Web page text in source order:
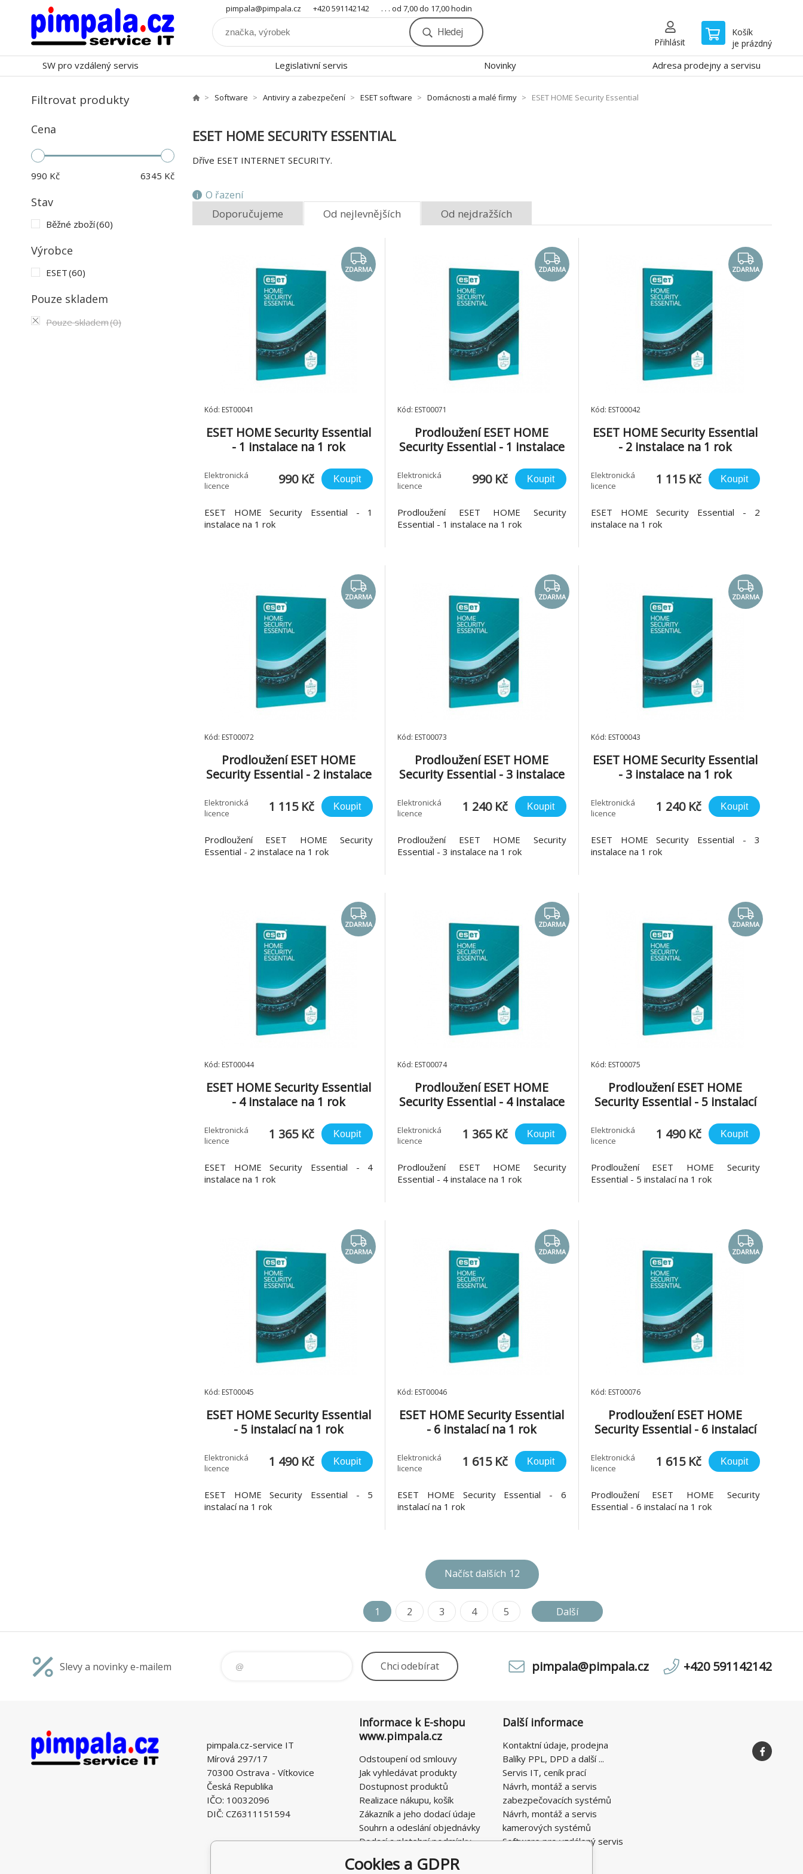
pimpala@pimpala.cz +420 591142142 . . . od 7,00 do 17,00 hodin
Hledej
Přihlásit
Košík
je prázdný
SW pro vzdálený servis Legislativní servis Novinky Adresa prodejny a servisu
Filtrovat produkty
Cena
990 Kč 6345 Kč
Stav
Běžné zboží(60)
Výrobce
ESET(60)
Pouze skladem
Pouze skladem(0)
Software Antiviry a zabezpečení ESET software Domácnosti a malé firmy ESET HOME Security Essential
ESET HOME SECURITY ESSENTIAL
Dříve ESET INTERNET SECURITY.
O řazení
Doporučujeme Od nejlevnějších Od nejdražších
ZDARMA
Kód: EST00041
ESET HOME Security Essential
- 1 instalace na 1 rok
Elektronická
licence
990 Kč Koupit
ESET HOME Security Essential - 1
instalace na 1 rok
ZDARMA
Kód: EST00071
Prodloužení ESET HOME
Security Essential - 1 instalace
Elektronická
licence
990 Kč Koupit
Prodloužení ESET HOME Security
Essential - 1 instalace na 1 rok
ZDARMA
Kód: EST00042
ESET HOME Security Essential
- 2 instalace na 1 rok
Elektronická
licence
1 115 Kč Koupit
ESET HOME Security Essential - 2
instalace na 1 rok
ZDARMA
Kód: EST00072
Prodloužení ESET HOME
Security Essential - 2 instalace
Elektronická
licence
1 115 Kč Koupit
Prodloužení ESET HOME Security
Essential - 2 instalace na 1 rok
ZDARMA
Kód: EST00073
Prodloužení ESET HOME
Security Essential - 3 instalace
Elektronická
licence
1 240 Kč Koupit
Prodloužení ESET HOME Security
Essential - 3 instalace na 1 rok
ZDARMA
Kód: EST00043
ESET HOME Security Essential
- 3 instalace na 1 rok
Elektronická
licence
1 240 Kč Koupit
ESET HOME Security Essential - 3
instalace na 1 rok
ZDARMA
Kód: EST00044
ESET HOME Security Essential
- 4 instalace na 1 rok
Elektronická
licence
1 365 Kč Koupit
ESET HOME Security Essential - 4
instalace na 1 rok
ZDARMA
Kód: EST00074
Prodloužení ESET HOME
Security Essential - 4 instalace
Elektronická
licence
1 365 Kč Koupit
Prodloužení ESET HOME Security
Essential - 4 instalace na 1 rok
ZDARMA
Kód: EST00075
Prodloužení ESET HOME
Security Essential - 5 instalací
Elektronická
licence
1 490 Kč Koupit
Prodloužení ESET HOME Security
Essential - 5 instalací na 1 rok
ZDARMA
Kód: EST00045
ESET HOME Security Essential
- 5 instalací na 1 rok
Elektronická
licence
1 490 Kč Koupit
ESET HOME Security Essential - 5
instalací na 1 rok
ZDARMA
Kód: EST00046
ESET HOME Security Essential
- 6 instalací na 1 rok
Elektronická
licence
1 615 Kč Koupit
ESET HOME Security Essential - 6
instalací na 1 rok
ZDARMA
Kód: EST00076
Prodloužení ESET HOME
Security Essential - 6 instalací
Elektronická
licence
1 615 Kč Koupit
Prodloužení ESET HOME Security
Essential - 6 instalací na 1 rok
Načíst dalších 12
1 2 3 4 5 Další
Slevy a novinky e-mailem Chciodebírat pimpala@pimpala.cz +420 591142142
pimpala.cz-service IT
Mírová 297/17
70300 Ostrava - Vítkovice
Česká Republika
IČO: 10032096
DIČ: CZ6311151594
Informace k E-shopu
www.pimpala.cz
Odstoupení od smlouvy
Jak vyhledávat produkty
Dostupnost produktů
Realizace nákupu, košík
Zákazník a jeho dodací údaje
Souhrn a odeslání objednávky
Dodací a platební podmínky
Obchodní podmínky E-SHOPU
Ochrana osobních údajů
Další informace
Kontaktní údaje, prodejna
Balíky PPL, DPD a další ...
Servis IT, ceník prací
Návrh, montáž a servis
zabezpečovacích systémů
Návrh, montáž a servis
kamerových systémů
Software pro vzdálený servis
Cookies a GDPR